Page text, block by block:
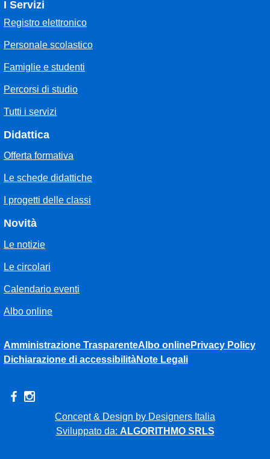
I Servizi
Registro elettronico
Personale scolastico
Famiglie e studenti
Percorsi di studio
Tutti i servizi
Didattica
Offerta formativa
Le schede didattiche
I progetti delle classi
Novità
Le notizie
Le circolari
Calendario eventi
Albo online
Amministrazione TrasparenteAlbo onlinePrivacy Policy
Dichiarazione di accessibilitàNote Legali
Concept & Design by Designers Italia
Sviluppato da: ALGORITHMO SRLS